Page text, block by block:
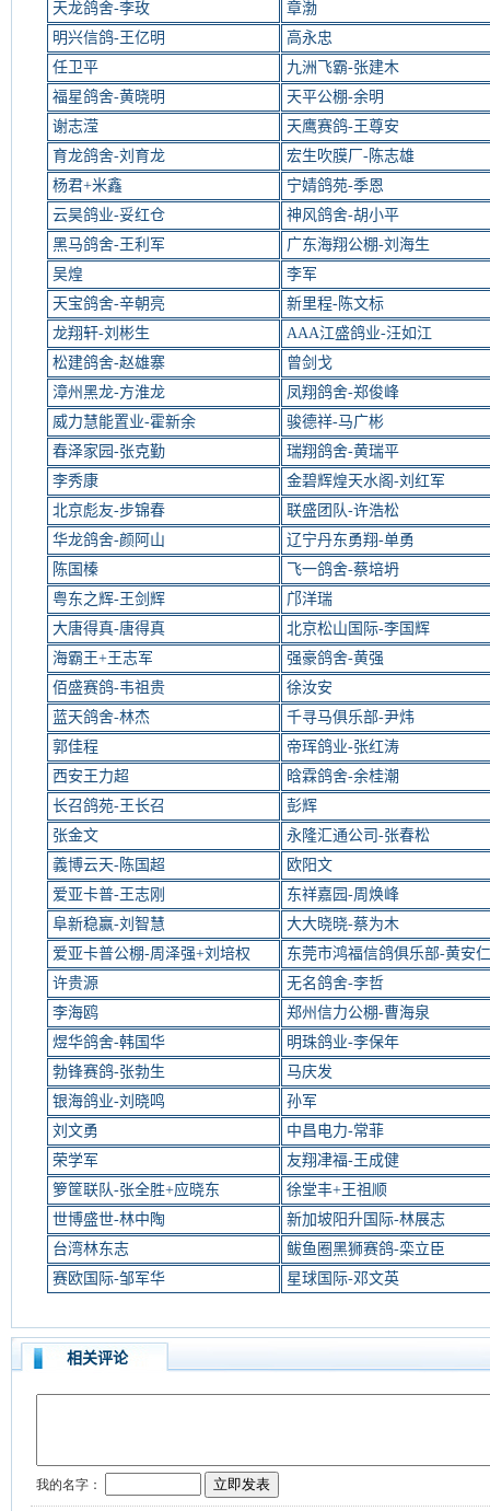
天龙鸽舍-李玫
章渤
明兴信鸽-王亿明
高永忠
任卫平
九洲飞霸-张建木
福星鸽舍-黄晓明
天平公棚-余明
谢志滢
天鹰赛鸽-王尊安
育龙鸽舍-刘育龙
宏生吹膜厂-陈志雄
杨君+米鑫
宁婧鸽苑-季恩
云昊鸽业-妥红仓
神风鸽舍-胡小平
黑马鸽舍-王利军
广东海翔公棚-刘海生
吴煌
李军
天宝鸽舍-辛朝亮
新里程-陈文标
龙翔轩-刘彬生
AAA江盛鸽业-汪如江
松建鸽舍-赵雄寨
曾剑戈
漳州黑龙-方淮龙
凤翔鸽舍-郑俊峰
威力慧能置业-霍新余
骏德祥-马广彬
春泽家园-张克勤
瑞翔鸽舍-黄瑞平
李秀康
金碧辉煌天水阁-刘红军
北京彪友-步锦春
联盛团队-许浩松
华龙鸽舍-颜阿山
辽宁丹东勇翔-单勇
陈国榛
飞一鸽舍-蔡培坍
粤东之辉-王剑辉
邝洋瑞
大唐得真-唐得真
北京松山国际-李国辉
海霸王+王志军
强豪鸽舍-黄强
佰盛赛鸽-韦祖贵
徐汝安
蓝天鸽舍-林杰
千寻马俱乐部-尹炜
郭佳程
帝珲鸽业-张红涛
西安王力超
晗霖鸽舍-余桂潮
长召鸽苑-王长召
彭辉
张金文
永隆汇通公司-张春松
義博云天-陈国超
欧阳文
爱亚卡普-王志刚
东祥嘉园-周焕峰
阜新稳赢-刘智慧
大大晓晓-蔡为木
爱亚卡普公棚-周泽强+刘培权
东莞市鸿福信鸽俱乐部-黄安仁
许贵源
无名鸽舍-李哲
李海鸥
郑州信力公棚-曹海泉
煜华鸽舍-韩国华
明珠鸽业-李保年
勃锋赛鸽-张勃生
马庆发
银海鸽业-刘晓鸣
孙军
刘文勇
中昌电力-常菲
荣学军
友翔冿福-王成健
箩筐联队-张全胜+应晓东
徐堂丰+王祖顺
世博盛世-林中陶
新加坡阳升国际-林展志
台湾林东志
鲅鱼圈黑狮赛鸽-栾立臣
赛欧国际-邹军华
星球国际-邓文英
相关评论